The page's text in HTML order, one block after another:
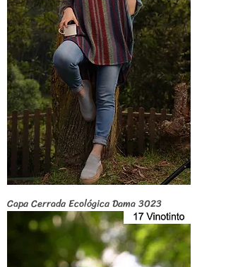
Capa Cerrada Ecológica Dama 3023